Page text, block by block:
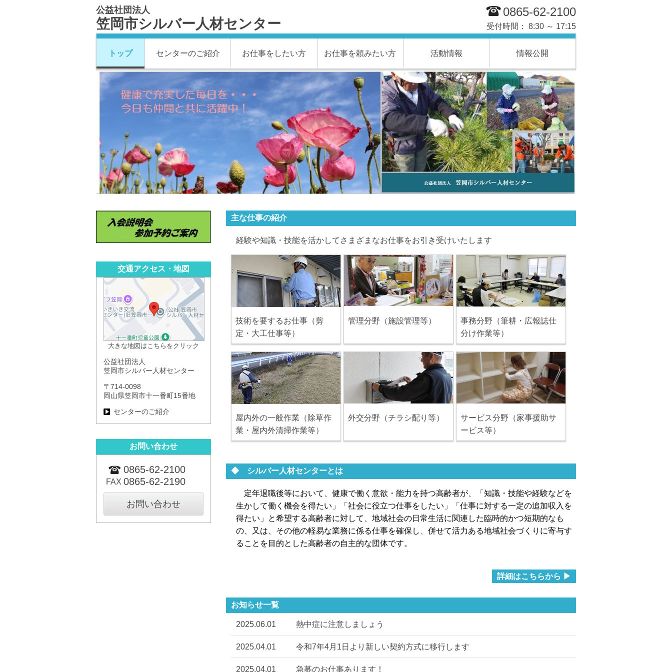
公益社団法人
笠岡市シルバー人材センター
0865-62-2100
受付時間： 8:30 ～ 17:15
トップ センターのご紹介 お仕事をしたい方 お仕事を頼みたい方 活動情報 情報公開
主な仕事の紹介
経験や知識・技能を活かしてさまざまなお仕事をお引き受けいたします
技術を要するお仕事（剪
定・大工仕事等）
管理分野（施設管理等）
事務分野（筆耕・広報誌仕
分け作業等）
屋内外の一般作業（除草作
業・屋内外清掃作業等）
外交分野（チラシ配り等）
サービス分野（家事援助サ
ービス等）
◆ シルバー人材センターとは
定年退職後等において、健康で働く意欲・能力を持つ高齢者が、「知識・技能や経験などを
生かして働く機会を得たい」「社会に役立つ仕事をしたい」「仕事に対する一定の追加収入を
得たい」と希望する高齢者に対して、地域社会の日常生活に関連した臨時的かつ短期的なも
の、又は、その他の軽易な業務に係る仕事を確保し
併せて活力ある地域社会づくりに寄与す
ること を目的とした高齢者の自主的な団体です。
詳細はこちらから ▶
お知らせ一覧
2025.06.01 熱中症に注意しましょう
2025.04.01 令和7年4月1日より新しい契約方式に移行します
2025.04.01 急募のお仕事あります！
交通アクセス・地図
大きな地図はこちらをクリック
公益社団法人
笠岡市シルバー人材センター
〒714-0098
岡山県笠岡市十一番町15番地
センターのご紹介
お問い合わせ
0865-62-2100
FAX 0865-62-2190
お問い合わせ